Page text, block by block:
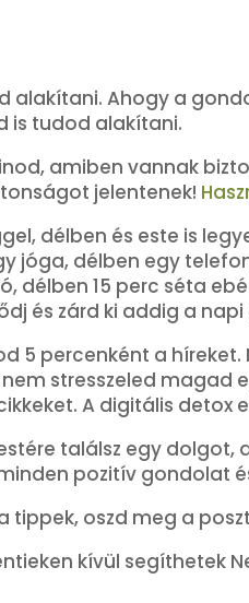
alakítani. Ahogy a
is tudod alakítani.
amiben vannak
jelentenek!
délben és este is
jóga, délben egy
délben 15 perc séta
és zárd ki addig a
5 percenként a
nem stresszeled
A digitális
találsz egy
pozitív gondolat
tippek, oszd meg a
kívül segíthetek